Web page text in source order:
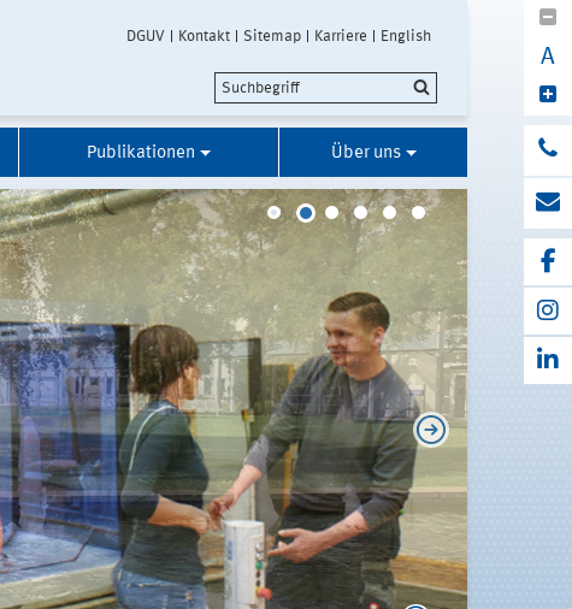
DGUV Kontakt Sitemap Karriere English
A
Publikationen Über uns